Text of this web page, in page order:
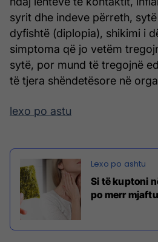
syrit dhe indeve përreth,
dyfishtë (diplopia), shikimi i
simptoma që jo vetëm
sytë, por mund të tregojnë
të tjera shëndetësore në
lexo po astu
Si të kuptoni
po merr